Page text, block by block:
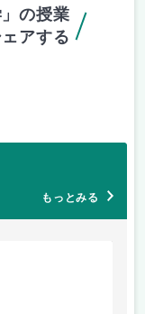
の授業
アする
もっとみる